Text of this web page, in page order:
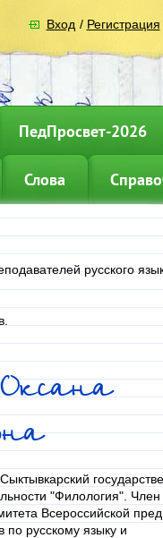
Вход / Регистрация
ПедПросвет-2026
Слова
русского
"Филология". Член
Всероссийской
русскому языку и